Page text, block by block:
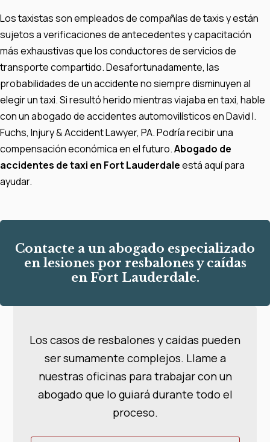
Los taxistas son empleados de compañías de taxis y están
sujetos a verificaciones de antecedentes y capacitación
más exhaustivas que los conductores de servicios de
transporte compartido. Desafortunadamente, las
probabilidades de un accidente no siempre disminuyen al
elegir un taxi. Si resultó herido mientras viajaba en taxi, hable
con un abogado de accidentes automovilísticos en David I.
Fuchs, Injury & Accident Lawyer, PA. Podría recibir una
compensación económica en el futuro.Abogado de
accidentes de taxi en Fort Lauderdaleestá aquí para
ayudar.
Contacte a un abogado especializado
en lesiones por resbalones y caídas
en Fort Lauderdale.
Los casos de resbalones y caídas pueden
ser sumamente complejos. Llame a
nuestras oficinas para trabajar con un
abogado que lo guiará durante todo el
proceso.